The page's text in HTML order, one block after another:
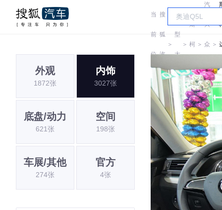
当
前
位
置:
搜
狐
汽
车
＞
车
型
大
全
＞
斯
柯 ＞
汽
大
众
柯
达
＞
外观
1872张
内饰
3027张
底盘/动力
621张
空间
198张
车展/其他
274张
官方
4张